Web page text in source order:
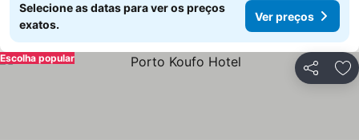
Selecione as datas para ver os preços
exatos.
Ver preços
Partilhar
Escolha popular